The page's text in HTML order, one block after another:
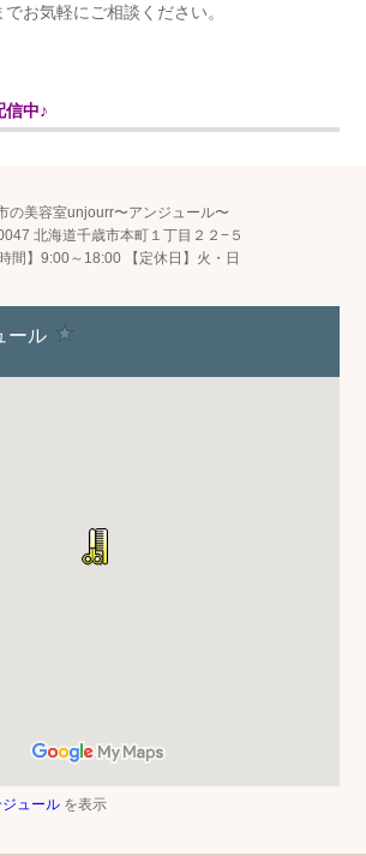
お気軽にご相談ください。
信中♪
の美容室unjourr〜アンジュール〜
北海道千歳市本町１丁目２２−５
時間】9:00～18:00 【定休日】火・日
ジュール を表示